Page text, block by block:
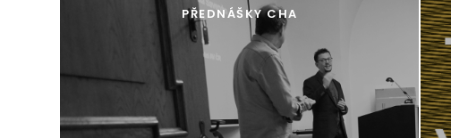
PŘEDNÁŠKY CHA